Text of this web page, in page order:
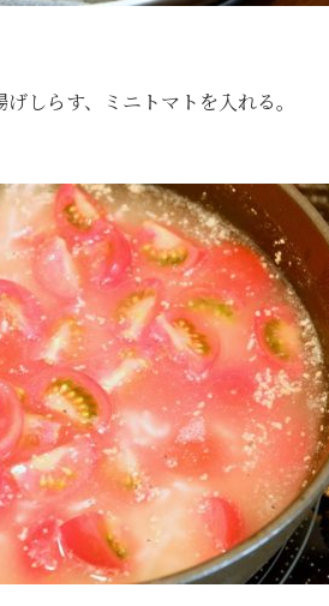
しらす、ミニトマトを入れる。